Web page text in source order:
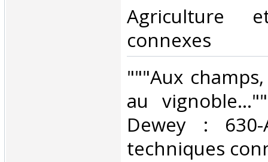
Agriculture
connexes‎
‎"""Aux
au
Dewey :
techniques